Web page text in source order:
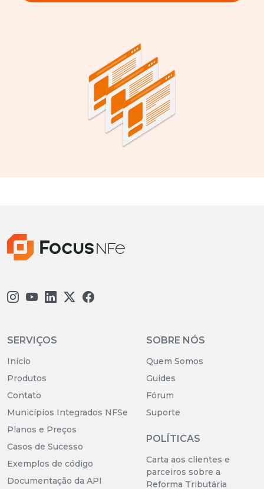
SERVIÇOS
Início
Produtos
Contato
Municípios Integrados NFSe
Planos e Preços
Casos de Sucesso
Exemplos de código
Documentação da API
SOBRE NÓS
Quem Somos
Guides
Fórum
Suporte
POLÍTICAS
Carta aos clientes e
parceiros sobre a
Reforma Tributária